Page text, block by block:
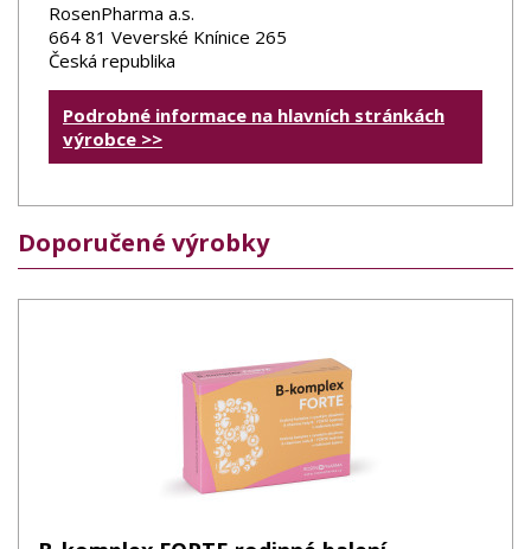
RosenPharma a.s.
664 81 Veverské Knínice 265
Česká republika
Podrobné informace na hlavních stránkách
výrobce >>
Doporučené výrobky